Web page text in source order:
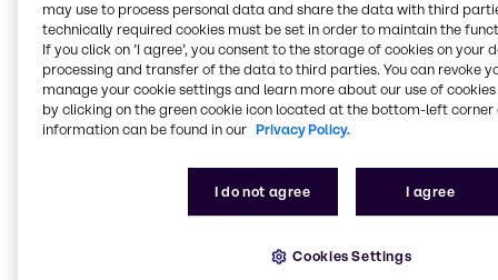
Prestar servicio a todos
los mercados de
alimentación y nutrición
En nuestros Centros de innovación y aplicación,
trabajamos activamente en todos los segmentos,
origen vegetal, alternativas a la carne y salud
may use to process personal data and share the data with third
technically required cookies must be set in order to maintain the
If you click on ’I agree’, you consent to the storage of cookies on your
processing and transfer of the data to third parties. You can revoke
manage your cookie settings and learn more about our use of cookies
by clicking on the green cookie icon located at the bottom-left corner
information can be found in our Privacy Policy.
I do not agree I agree
Cookies Settings